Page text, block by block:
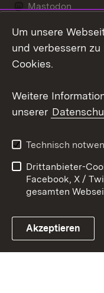
Mastodon
Messenger
Link zum
Kontakt
Cookies
Um unsere
und verbessern
Cookies.
Weitere
unserer
Technisch
Drittanbieter-
Facebook, X /
gesamten
Akzeptieren